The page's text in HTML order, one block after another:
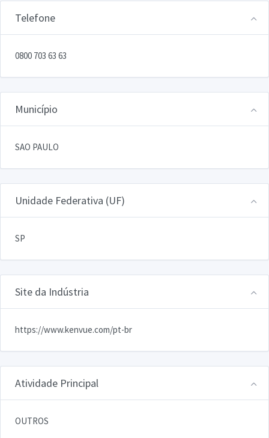
Telefone
0800 703 63 63
Município
SAO PAULO
Unidade Federativa (UF)
SP
Site da Indústria
https://www.kenvue.com/pt-br
Atividade Principal
OUTROS